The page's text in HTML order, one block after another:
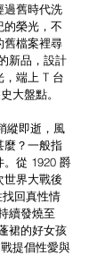
過舊時代洗
的榮光，不
舊檔案裡尋
新品，設計
，端上 T 台
大盤點。
縱即逝，風
麼？一般指
。從 1920 爵
世界大戰後
回真性情
續發燒至
裙的好女孩
提倡性愛與